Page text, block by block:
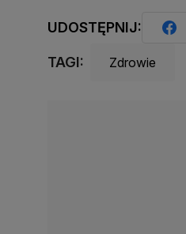
UDOSTĘPNIJ:
TAGI: Zdrowie